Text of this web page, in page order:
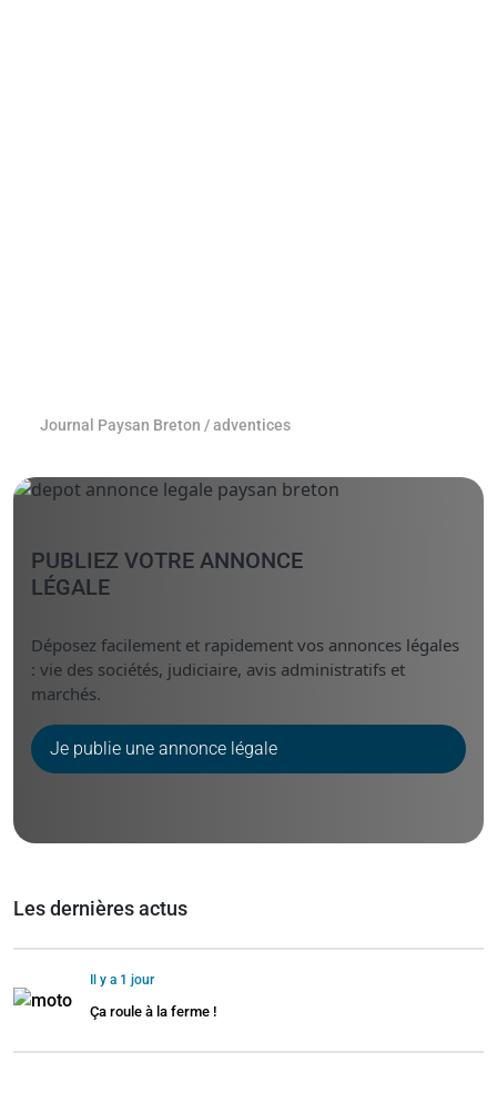
Journal Paysan Breton /adventices
PUBLIEZ VOTRE ANNONCE
LÉGALE
Déposez facilement et rapidement vos annonces légales
: vie des sociétés, judiciaire, avis administratifs et
marchés.
Je publie une annonce légale
Les dernières actus
Il y a 1 jour
Ça roule à la ferme !